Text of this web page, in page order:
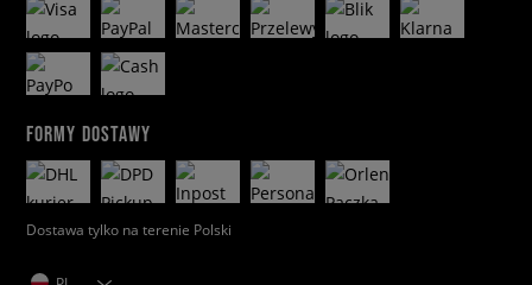
FORMY DOSTAWY
Dostawa tylko na terenie Polski